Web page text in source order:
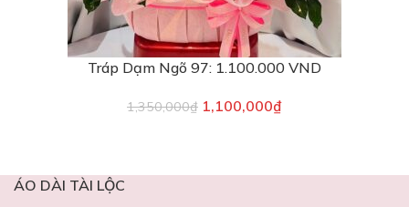
Tráp Dạm Ngõ 97: 1.100.000 VND
1,350,000₫ 1,100,000₫
ÁO DÀI TÀI LỘC